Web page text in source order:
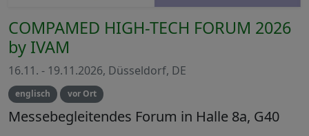
COMPAMED HIGH-TECH FORUM 2026
by IVAM
16.11. - 19.11.2026, Düsseldorf, DE
englisch vor Ort
Messebegleitendes Forum in Halle 8a, G40